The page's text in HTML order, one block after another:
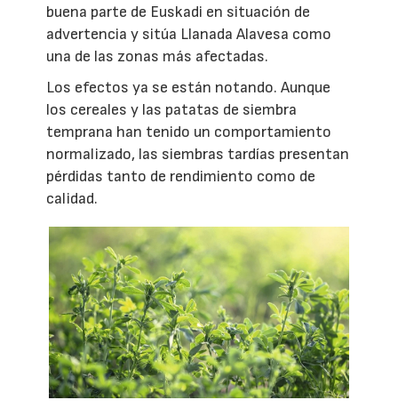
buena parte de Euskadi en situación de
advertencia y sitúa Llanada Alavesa como
una de las zonas más afectadas.
Los efectos ya se están notando. Aunque
los cereales y las patatas de siembra
temprana han tenido un comportamiento
normalizado, las siembras tardías presentan
pérdidas tanto de rendimiento como de
calidad.